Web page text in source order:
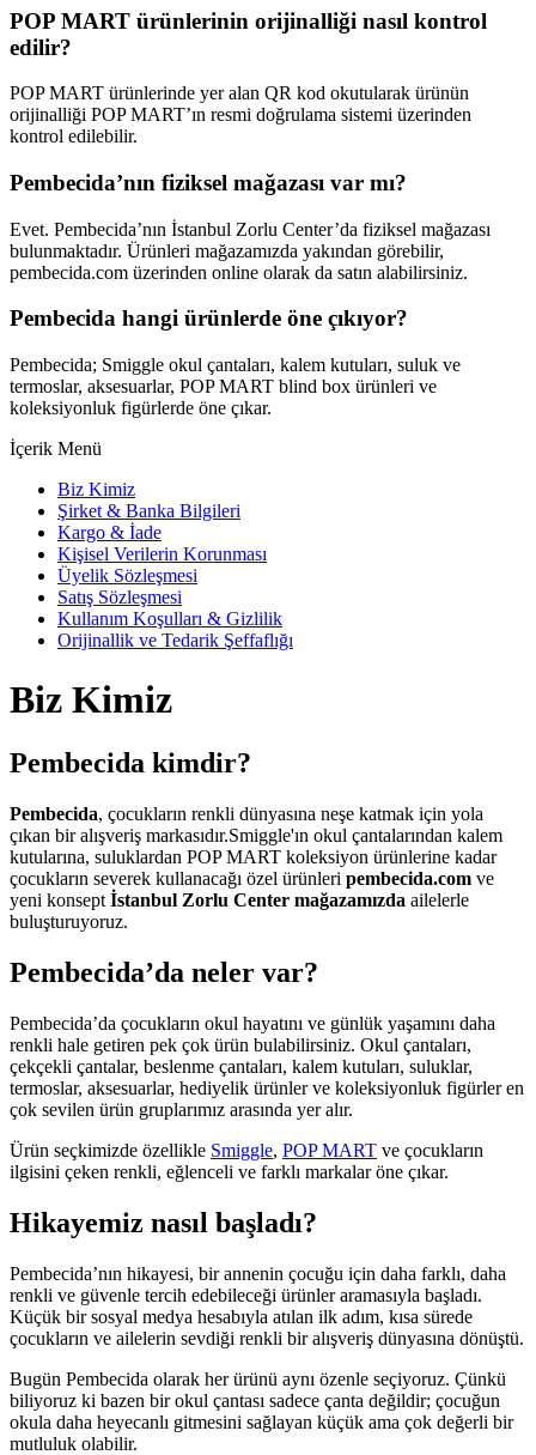
POP MART ürünlerinin orijinalliği nasıl kontrol
edilir?
POP MART ürünlerinde yer alan QR kod okutularak ürünün
orijinalliği POP MART’ın resmi doğrulama sistemi üzerinden
kontrol edilebilir.
Pembecida’nın fiziksel mağazası var mı?
Evet. Pembecida’nın İstanbul Zorlu Center’da fiziksel mağazası
bulunmaktadır. Ürünleri mağazamızda yakından görebilir,
pembecida.com üzerinden online olarak da satın alabilirsiniz.
Pembecida hangi ürünlerde öne çıkıyor?
Pembecida; Smiggle okul çantaları, kalem kutuları, suluk ve
termoslar, aksesuarlar, POP MART blind box ürünleri ve
koleksiyonluk figürlerde öne çıkar.
İçerik Menü
Biz Kimiz
Şirket & Banka Bilgileri
Kargo & İade
Kişisel Verilerin Korunması
Üyelik Sözleşmesi
Satış Sözleşmesi
Kullanım Koşulları & Gizlilik
Orijinallik ve Tedarik Şeffaflığı
Biz Kimiz
Pembecida kimdir?
Pembecida, çocukların renkli dünyasına neşe katmak için yola
çıkan bir alışveriş markasıdır.Smiggle'ın okul çantalarından kalem
kutularına, suluklardan POP MART koleksiyon ürünlerine kadar
çocukların severek kullanacağı özel ürünleri pembecida.com ve
yeni konsept İstanbul Zorlu Center mağazamızda ailelerle
buluşturuyoruz.
Pembecida’da neler var?
Pembecida’da çocukların okul hayatını ve günlük yaşamını daha
renkli hale getiren pek çok ürün bulabilirsiniz. Okul çantaları,
çekçekli çantalar, beslenme çantaları, kalem kutuları, suluklar,
termoslar, aksesuarlar, hediyelik ürünler ve koleksiyonluk figürler en
çok sevilen ürün gruplarımız arasında yer alır.
Ürün seçkimizde özellikle Smiggle, POP MART ve çocukların
ilgisini çeken renkli, eğlenceli ve farklı markalar öne çıkar.
Hikayemiz nasıl başladı?
Pembecida’nın hikayesi, bir annenin çocuğu için daha farklı, daha
renkli ve güvenle tercih edebileceği ürünler aramasıyla başladı.
Küçük bir sosyal medya hesabıyla atılan ilk adım, kısa sürede
çocukların ve ailelerin sevdiği renkli bir alışveriş dünyasına dönüştü.
Bugün Pembecida olarak her ürünü aynı özenle seçiyoruz. Çünkü
biliyoruz ki bazen bir okul çantası sadece çanta değildir; çocuğun
okula daha heyecanlı gitmesini sağlayan küçük ama çok değerli bir
mutluluk olabilir.